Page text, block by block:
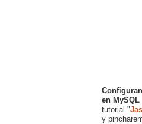
en
tutorial "
y